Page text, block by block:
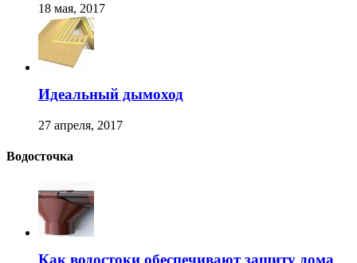
18 мая, 2017
Идеальный дымоход
27 апреля, 2017
Водосточка